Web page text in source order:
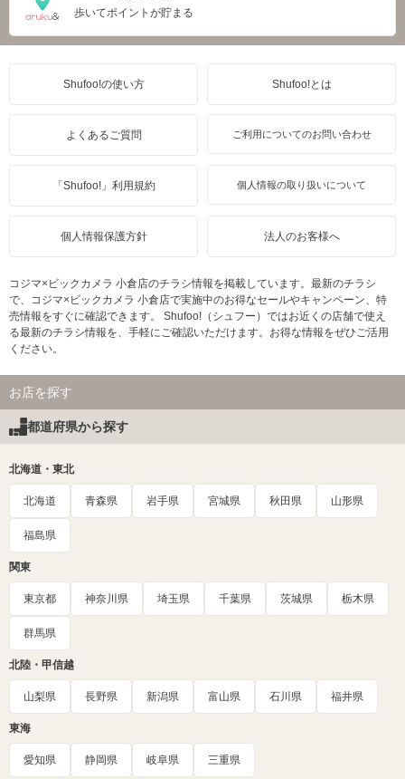
歩いてポイントが貯まる
Shufoo!の使い方 Shufoo!とは
よくあるご質問 ご利用についてのお問い合わせ
「Shufoo!」利用規約 個人情報の取り扱いについて
個人情報保護方針 法人のお客様へ
コジマ×ビックカメラ 小倉店のチラシ情報を掲載しています。最新のチラシ
で、コジマ×ビックカメラ 小倉店で実施中のお得なセールやキャンペーン、特
売情報をすぐに確認できます。 Shufoo!（シュフー）ではお近くの店舗で使え
る最新のチラシ情報を、手軽にご確認いただけます。お得な情報をぜひご活用
ください。
お店を探す
都道府県から探す
北海道・東北
北海道 青森県 岩手県 宮城県 秋田県 山形県
福島県
関東
東京都 神奈川県 埼玉県 千葉県 茨城県 栃木県
群馬県
北陸・甲信越
山梨県 長野県 新潟県 富山県 石川県 福井県
東海
愛知県 静岡県 岐阜県 三重県